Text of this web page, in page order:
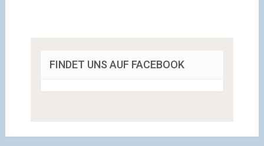
FINDET UNS AUF FACEBOOK